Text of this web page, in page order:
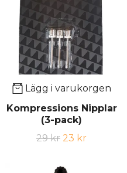
Lägg i varukorgen
Kompressions Nipplar
(3-pack)
29 kr 23 kr